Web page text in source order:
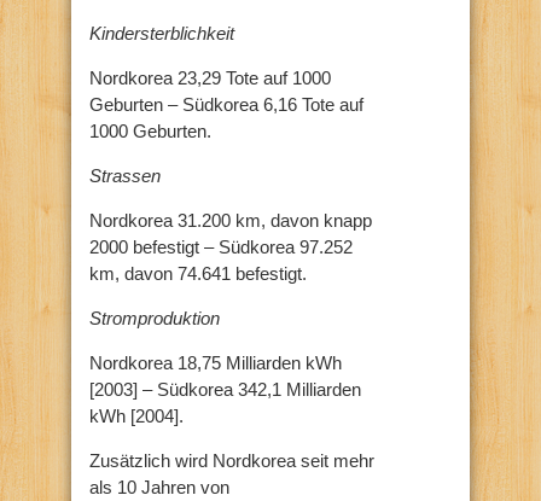
Kindersterblichkeit
Nordkorea 23,29 Tote auf 1000
Geburten – Südkorea 6,16 Tote auf
1000 Geburten.
Strassen
Nordkorea 31.200 km, davon knapp
2000 befestigt – Südkorea 97.252
km, davon 74.641 befestigt.
Stromproduktion
Nordkorea 18,75 Milliarden kWh
[2003] – Südkorea 342,1 Milliarden
kWh [2004].
Zusätzlich wird Nordkorea seit mehr
als 10 Jahren von